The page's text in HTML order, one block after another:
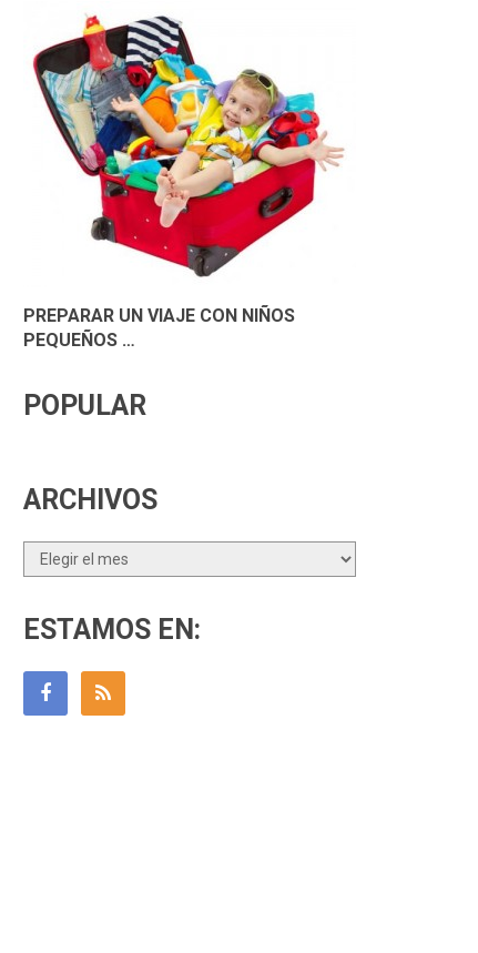
PREPARAR UN VIAJE CON NIÑOS
PEQUEÑOS …
POPULAR
ARCHIVOS
Archivos
ESTAMOS EN: